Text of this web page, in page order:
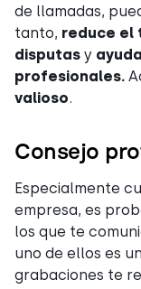
de llamadas,
tanto, reduce el
disputas y
profesionales.
valioso.
Consejo
Especialmente
empresa, es
los que te
uno de ellos es
grabaciones te